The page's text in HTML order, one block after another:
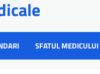
SFATUL MEDICULUI